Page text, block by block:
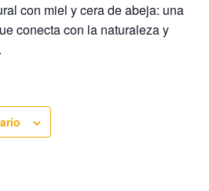
con miel y cera de abeja: una
conecta con la naturaleza y